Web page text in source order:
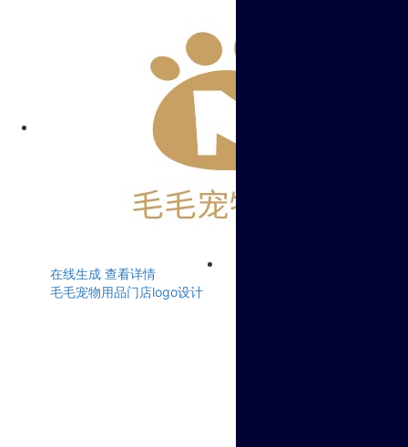
在线生成 查看详情
毛毛宠物用品门店logo设计